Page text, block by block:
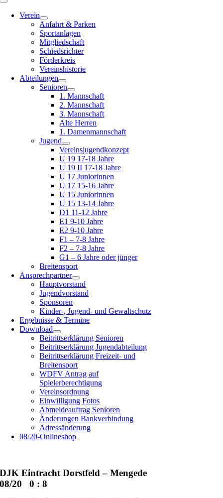
Toggle
NavigationVerein
Anfahrt & Parken
Sportanlagen
Mitgliedschaft
Schiedsrichter
Förderkreis
Vereinshistorie
Abteilungen
Senioren
1. Mannschaft
2. Mannschaft
3. Mannschaft
Alte Herren
1. Damenmannschaft
Jugend
Vereinsjugendkonzept
U 19 17-18 Jahre
U 19 II 17-18 Jahre
U 17 Juniorinnen
U 17 15-16 Jahre
U 15 Juniorinnen
U 15 13-14 Jahre
D1 11-12 Jahre
E1 9-10 Jahre
E2 9-10 Jahre
F1 – 7-8 Jahre
F2 – 7-8 Jahre
G1 – 6 Jahre oder jünger
Breitensport
Ansprechpartner
Hauptvorstand
Jugendvorstand
Sponsoren
Kinder-, Jugend- und Gewaltschutz
Ergebnisse & Termine
Download
Beitrittserklärung Senioren
Beitrittserklärung Jugendabteilung
Beitrittserklärung Freizeit- und
Breitensport
WDFV Antrag auf
Spielerberechtigung
Vereinsordnung
Einwilligung Fotos
Abmeldeauftrag Senioren
Änderungen Bankverbindung
Adressänderung
08/20-Onlineshop
DJK Eintracht Dorstfeld – Mengede
08/20 0 : 8